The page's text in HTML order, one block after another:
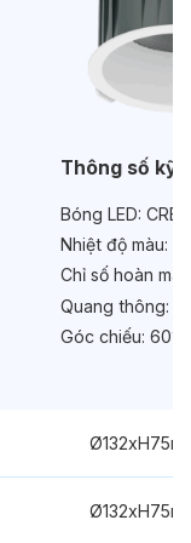
Thông số kỹ
Bóng LED:
Nhiệt độ màu:
Chỉ số hoàn
Quang thông:
Góc chiếu: 60°